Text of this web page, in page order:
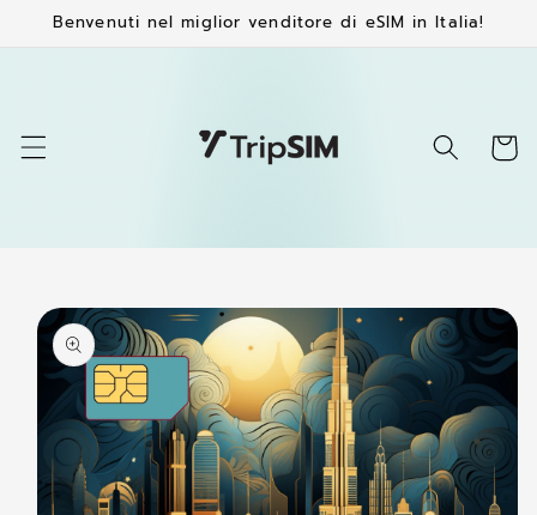
direttamente
Benvenuti nel miglior venditore di eSIM in Italia!
informazioni
prodotto